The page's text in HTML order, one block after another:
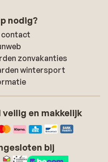
nodig?
contact
zonvakanties
wintersport
veilig en makkelijk
bij